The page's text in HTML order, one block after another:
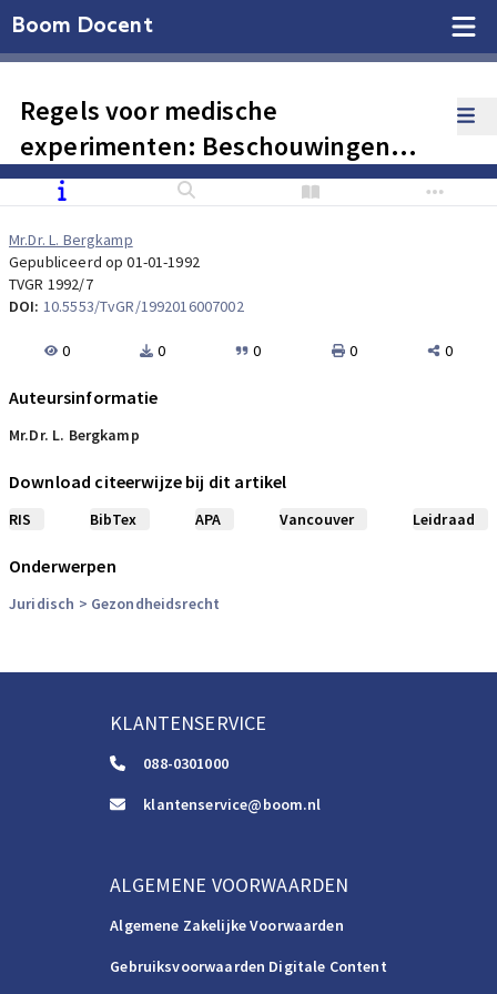
Boom Docent
Regels voor medische
experimenten: Beschouwingen
over het wetsvoorstel
Mr.Dr. L. Bergkamp
Gepubliceerd op 01-01-1992
TVGR 1992/7
DOI: 10.5553/TvGR/1992016007002
0 0 0 0 0
Auteursinformatie
Mr.Dr. L. Bergkamp
Download citeerwijze bij dit artikel
RIS BibTex APA Vancouver Leidraad
Onderwerpen
Juridisch > Gezondheidsrecht
KLANTENSERVICE
088-0301000
klantenservice@boom.nl
ALGEMENE VOORWAARDEN
Algemene Zakelijke Voorwaarden
Gebruiksvoorwaarden Digitale Content